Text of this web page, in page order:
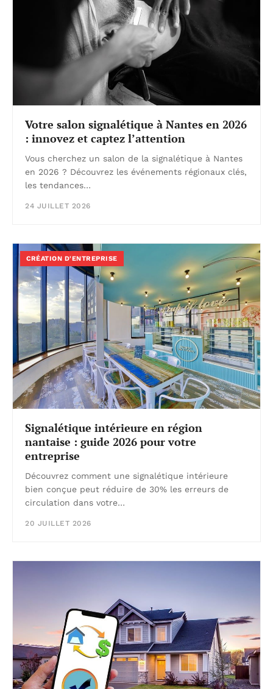
Votre salon signalétique à Nantes en 2026
: innovez et captez l’attention
Vous cherchez un salon de la signalétique à Nantes
en 2026 ? Découvrez les événements régionaux clés,
les tendances…
24 JUILLET 2026
CRÉATION D'ENTREPRISE
Signalétique intérieure en région
nantaise : guide 2026 pour votre
entreprise
Découvrez comment une signalétique intérieure
bien conçue peut réduire de 30% les erreurs de
circulation dans votre…
20 JUILLET 2026